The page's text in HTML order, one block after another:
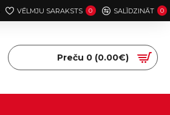
VĒLMJU SARAKSTS 0 SALĪDZINĀT 0
Preču 0 (0.00€)